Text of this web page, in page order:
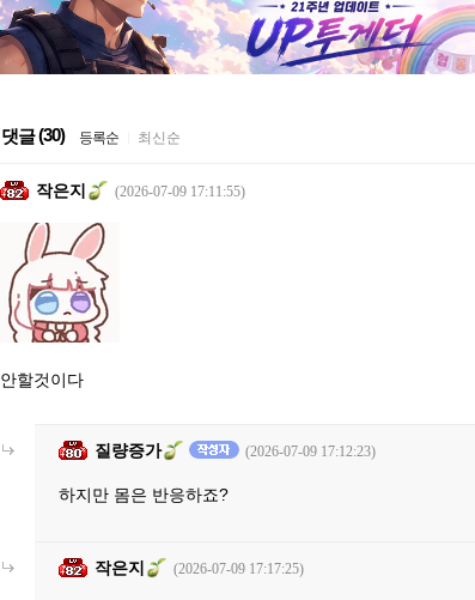
댓글(30) 등록순 최신순
작은지 (2026-07-09 17:11:55)
안할것이다
질량증가 (2026-07-09 17:12:23)
하지만 몸은 반응하죠?
작은지 (2026-07-09 17:17:25)